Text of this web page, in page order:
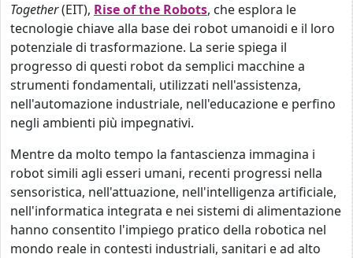
Together(EIT), Rise of the Robots, che esplora le
tecnologie chiave alla base dei robot umanoidi e il loro
potenziale di trasformazione. La serie spiega il
progresso di questi robot da semplici macchine a
strumenti fondamentali, utilizzati nell'assistenza,
nell'automazione industriale, nell'educazione e perfino
negli ambienti più impegnativi.
Mentre da molto tempo la fantascienza immagina i
robot simili agli esseri umani, recenti progressi nella
sensoristica, nell'attuazione, nell'intelligenza artificiale,
nell'informatica integrata e nei sistemi di alimentazione
hanno consentito l'impiego pratico della robotica nel
mondo reale in contesti industriali, sanitari e ad alto